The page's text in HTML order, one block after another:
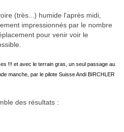
(très...) humide l'après midi,
impressionnés par le nombre
pour venir voir le
!!! et avec le terrain gras, un seul passage au
manche, par le pilote Suisse Andi BIRCHLER
des résultats :